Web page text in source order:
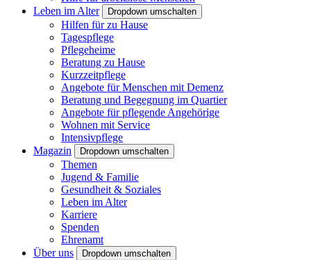
Leben im Alter
Dropdown umschalten
Hilfen für zu Hause
Tagespflege
Pflegeheime
Beratung zu Hause
Kurzzeitpflege
Angebote für Menschen mit Demenz
Beratung und Begegnung im Quartier
Angebote für pflegende Angehörige
Wohnen mit Service
Intensivpflege
Magazin
Dropdown umschalten
Themen
Jugend & Familie
Gesundheit & Soziales
Leben im Alter
Karriere
Spenden
Ehrenamt
Über uns
Dropdown umschalten